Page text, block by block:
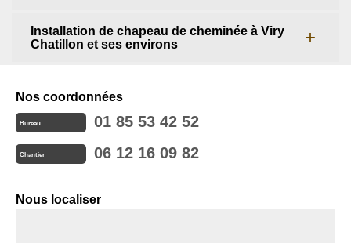
Installation de chapeau de cheminée à Viry
Chatillon et ses environs
Nos coordonnées
Bureau 01 85 53 42 52
Chantier 06 12 16 09 82
Nous localiser